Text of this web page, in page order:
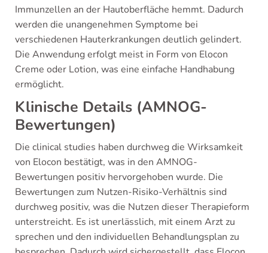
Immunzellen an der Hautoberfläche hemmt. Dadurch
werden die unangenehmen Symptome bei
verschiedenen Hauterkrankungen deutlich gelindert.
Die Anwendung erfolgt meist in Form von Elocon
Creme oder Lotion, was eine einfache Handhabung
ermöglicht.
Klinische Details (AMNOG-
Bewertungen)
Die clinical studies haben durchweg die Wirksamkeit
von Elocon bestätigt, was in den AMNOG-
Bewertungen positiv hervorgehoben wurde. Die
Bewertungen zum Nutzen-Risiko-Verhältnis sind
durchweg positiv, was die Nutzen dieser Therapieform
unterstreicht. Es ist unerlässlich, mit einem Arzt zu
sprechen und den individuellen Behandlungsplan zu